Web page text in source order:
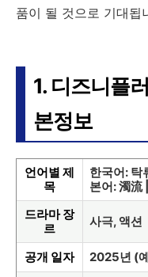
품이 될 것으로 기대됩
1. 디즈니플
본정보
언어별 제
목
한국어:
본어: 濁流
드라마 장
르
사극, 액션
공개 일자
2025년 (